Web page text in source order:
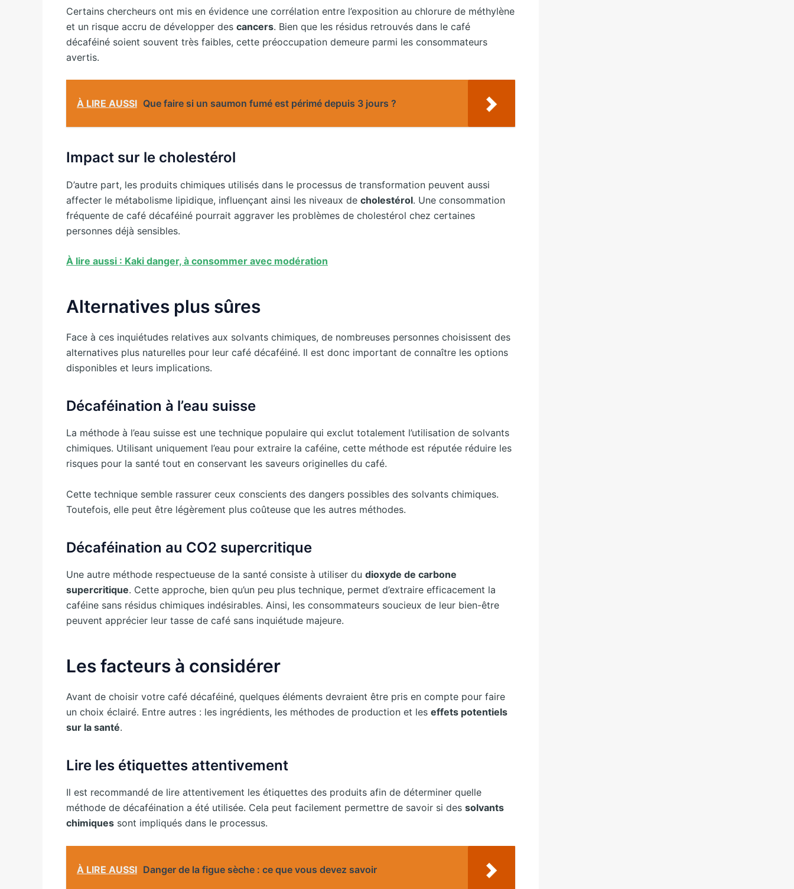
Certains chercheurs ont mis en évidence une corrélation entre l’exposition au chlorure de méthylène
et un risque accru de développer des cancers. Bien que les résidus retrouvés dans le café
décaféiné soient souvent très faibles, cette préoccupation demeure parmi les consommateurs
avertis.
À LIRE AUSSI Que faire si un saumon fumé est périmé depuis 3 jours ?
Impact sur le cholestérol
D’autre part, les produits chimiques utilisés dans le processus de transformation peuvent aussi
affecter le métabolisme lipidique, influençant ainsi les niveaux de cholestérol. Une consommation
fréquente de café décaféiné pourrait aggraver les problèmes de cholestérol chez certaines
personnes déjà sensibles.
À lire aussi : Kaki danger, à consommer avec modération
Alternatives plus sûres
Face à ces inquiétudes relatives aux solvants chimiques, de nombreuses personnes choisissent des
alternatives plus naturelles pour leur café décaféiné. Il est donc important de connaître les options
disponibles et leurs implications.
Décaféination à l’eau suisse
La méthode à l’eau suisse est une technique populaire qui exclut totalement l’utilisation de solvants
chimiques. Utilisant uniquement l’eau pour extraire la caféine, cette méthode est réputée réduire les
risques pour la santé tout en conservant les saveurs originelles du café.
Cette technique semble rassurer ceux conscients des dangers possibles des solvants chimiques.
Toutefois, elle peut être légèrement plus coûteuse que les autres méthodes.
Décaféination au CO2 supercritique
Une autre méthode respectueuse de la santé consiste à utiliser du dioxyde de carbone
supercritique. Cette approche, bien qu’un peu plus technique, permet d’extraire efficacement la
caféine sans résidus chimiques indésirables. Ainsi, les consommateurs soucieux de leur bien-être
peuvent apprécier leur tasse de café sans inquiétude majeure.
Les facteurs à considérer
Avant de choisir votre café décaféiné, quelques éléments devraient être pris en compte pour faire
un choix éclairé. Entre autres : les ingrédients, les méthodes de production et les effets potentiels
sur la santé.
Lire les étiquettes attentivement
Il est recommandé de lire attentivement les étiquettes des produits afin de déterminer quelle
méthode de décaféination a été utilisée. Cela peut facilement permettre de savoir si des solvants
chimiques sont impliqués dans le processus.
À LIRE AUSSI Danger de la figue sèche : ce que vous devez savoir